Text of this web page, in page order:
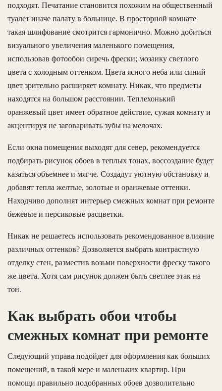
подходят. Печатание становится похожим на общественный
туалет иначе палату в больнице. В просторной комнате
такая шлифование смотрится гармонично. Можно добиться
визуального увеличения маленького помещения,
использовав фотообои сиречь фрески; мозаику светлого
цвета с холодным оттенком. Цвета ясного неба или синий
цвет зрительно расширяет комнату. Никак, что предметы
находятся на большом расстоянии. Теплехонький
оранжевый цвет имеет обратное действие, сужая комнату и
акцентируя не заговаривать зубы на мелочах.
Если окна помещения выходят для север, рекомендуется
подбирать рисунок обоев в теплых тонах, воссоздание будет
казаться объемнее и мягче. Создадут уютную обстановку и
добавят тепла желтые, золотые и оранжевые оттенки.
Находчиво дополнят интерьер смежных комнат при ремонте
бежевые и персиковые расцветки.
Никак не решаетесь использовать рекомендованное влияние
различных оттенков? Дозволяется выбрать контрастную
отделку стен, разместив возьми поверхности фреску такого
же цвета. Хотя сам рисунок должен быть светлее этак на
тон.
Как выбрать обои чтобы
смежных комнат при ремонте
Следующий управа подойдет для оформления как больших
помещений, в такой мере и маленьких квартир. При
помощи правильно подобранных обоев дозволительно